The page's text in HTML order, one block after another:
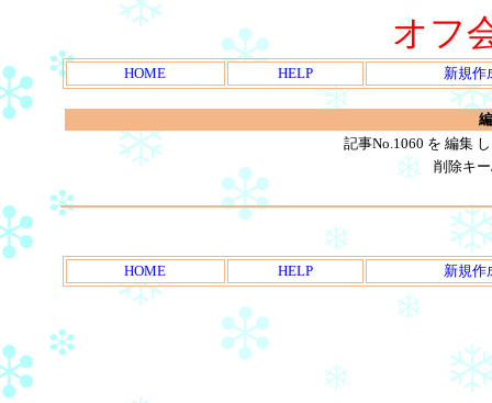
オフ
HOME HELP 新規作
記事No.1060 を 編集
削除キ
HOME HELP 新規作